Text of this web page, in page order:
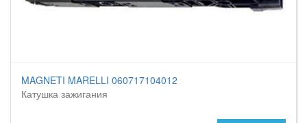
MAGNETI MARELLI 060717104012
Катушка зажигания